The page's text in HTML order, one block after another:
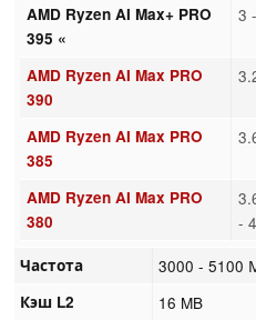
AMD Ryzen AI Max+ PRO
395 «
3
AMD Ryzen AI Max PRO
390
AMD Ryzen AI Max PRO
385
AMD Ryzen AI Max PRO
380
-
Частота 3000 - 5100
Кэш L2 16 MB